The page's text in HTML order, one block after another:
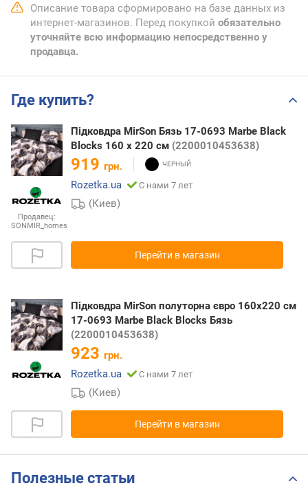
Описание товара сформировано на базе данных из
интернет-магазинов. Перед покупкой обязательно
уточняйте всю информацию непосредственно у
продавца.
Где купить?
Продавец:
SONMIR_homes
Підковдра MirSon Бязь 17-0693 Marbe Black
Blocks 160 x 220 см (2200010453638)
919 грн.
Rozetka.ua
С нами 7 лет
(Киев)
Перейти в магазин
Підковдра MirSon полуторна євро 160x220 см
17-0693 Marbe Black Blocks Бязь
(2200010453638)
923 грн.
Rozetka.ua
С нами 7 лет
(Киев)
Перейти в магазин
Полезные статьи